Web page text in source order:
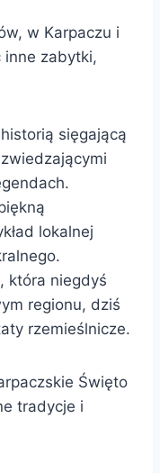
w Karpaczu i
inne zabytki,
sięgającą
lokalnej
która niegdyś
regionu, dziś
rzemieślnicze.
Święto
tradycje i